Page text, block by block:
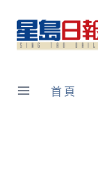
content
首頁